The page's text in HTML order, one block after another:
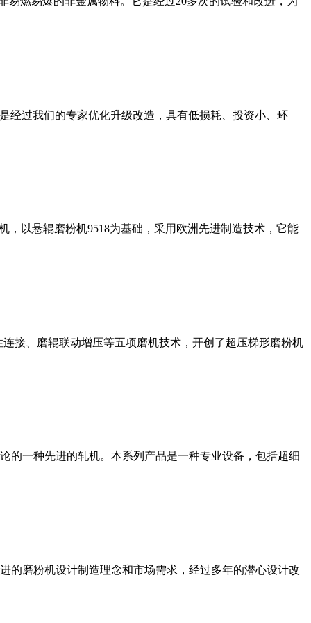
经过我们的专家优化升级改造，具有低损耗、投资小、环
以悬辊磨粉机9518为基础，采用欧洲先进制造技术，它能
接、磨辊联动增压等五项磨机技术，开创了超压梯形磨粉机
的一种先进的轧机。本系列产品是一种专业设备，包括超细
的磨粉机设计制造理念和市场需求，经过多年的潜心设计改